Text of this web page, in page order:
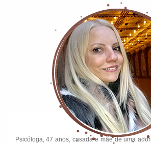
Psicóloga, 47 anos, casada e mãe de uma